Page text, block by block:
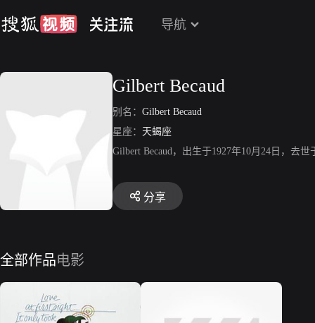
导航
Gilbert Becaud
别名： Gilbert Becaud
星座： 天蝎座
Gilbert Becaud，出生于1927年10月24日，去
分享
全部作品电影